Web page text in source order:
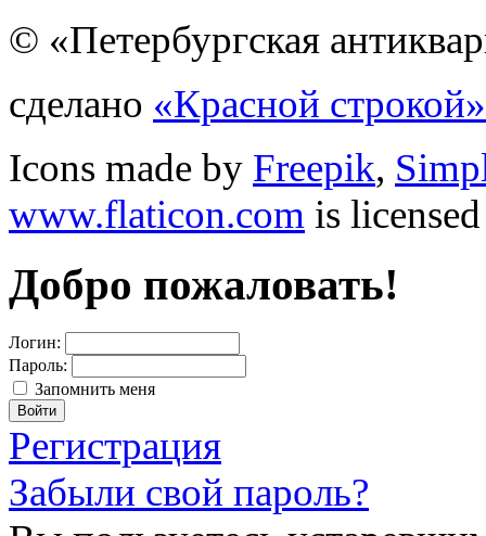
© «Петербургская
сделано «Красной строкой»
Icons made by Freepik,
www.flaticon.com is
Добро пожаловать!
Логин:
Пароль:
Запомнить меня
Регистрация
Забыли свой пароль?